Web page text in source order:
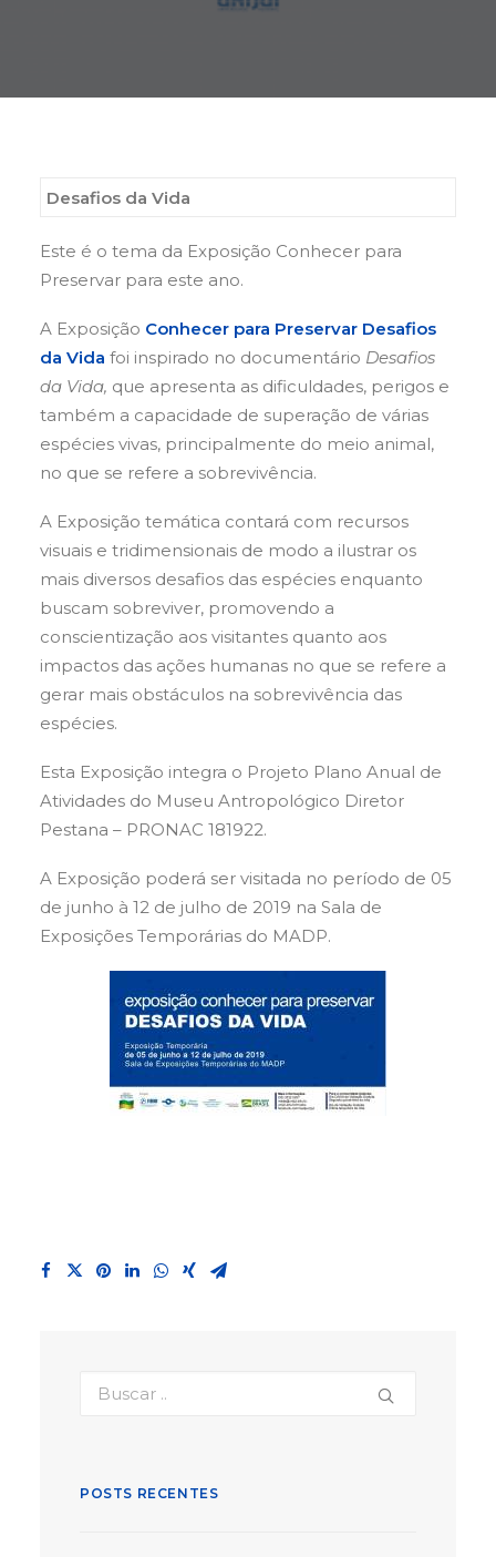
Desafios da Vida
Este é o tema da Exposição Conhecer para
Preservar para este ano.
A Exposição Conhecer para Preservar Desafios
da Vida foi inspirado no documentário Desafios
da Vida, que apresenta as dificuldades, perigos e
também a capacidade de superação de várias
espécies vivas, principalmente do meio animal,
no que se refere a sobrevivência.
A Exposição temática contará com recursos
visuais e tridimensionais de modo a ilustrar os
mais diversos desafios das espécies enquanto
buscam sobreviver, promovendo a
conscientização aos visitantes quanto aos
impactos das ações humanas no que se refere a
gerar mais obstáculos na sobrevivência das
espécies.
Esta Exposição integra o Projeto Plano Anual de
Atividades do Museu Antropológico Diretor
Pestana – PRONAC 181922.
A Exposição poderá ser visitada no período de 05
de junho à 12 de julho de 2019 na Sala de
Exposições Temporárias do MADP.
POSTS RECENTES